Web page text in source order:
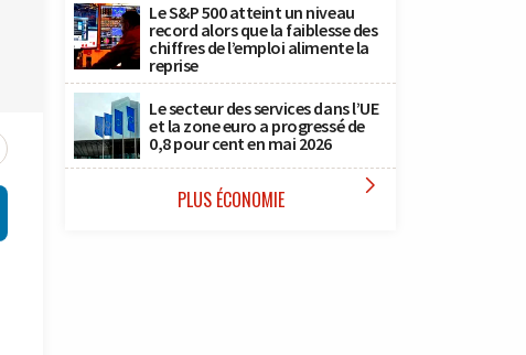
Le S&P 500 atteint un niveau
record alors que la faiblesse des
chiffres de l’emploi alimente la
reprise
Le secteur des services dans l’UE
et la zone euro a progressé de
0,8 pour cent en mai 2026
PLUS ÉCONOMIE 